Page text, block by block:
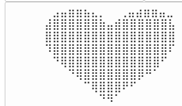
⠀⣠⣤⣶⣶⣦⣄⡀  ⠀⢀⣤⣴⣶⣶⣤⣀⠀
⣼⣿⣿⣿⣿⣿⣿⣷⣤⣾⣿⣿⣿⣿⣿⣿⣧
⣿⣿⣿⣿⣿⣿⣿⣿⣿⣿⣿⣿⣿⣿⣿⣿⣿
⠹⣿⣿⣿⣿⣿⣿⣿⣿⣿⣿⣿⣿⣿⣿⣿⠏
⠀⠙⢿⣿⣿⣿⣿⣿⣿⣿⣿⣿⣿⣿⣿⠋⠀
⠀⠀⠀⠙⢿⣿⣿⣿⣿⣿⣿⣿⡿⠛⠁⠀⠀
⠀⠀⠀⠀⠀⠉⢿⣿⣿⣿⠟⠋⠀⠀⠀⠀⠀